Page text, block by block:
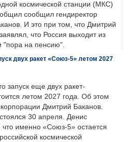
космической станции (МКС)
сообщил гендиректор
И это при том, что Дмитрий
что Россия выходит из
"пора на пенсию".
двух ракет «Союз-5» летом 2027
запуск еще двух ракет-
летом 2027 года. Об этом
Дмитрий Баканов.
30 апреля. Денис
именно «Союз-5» остается
космической